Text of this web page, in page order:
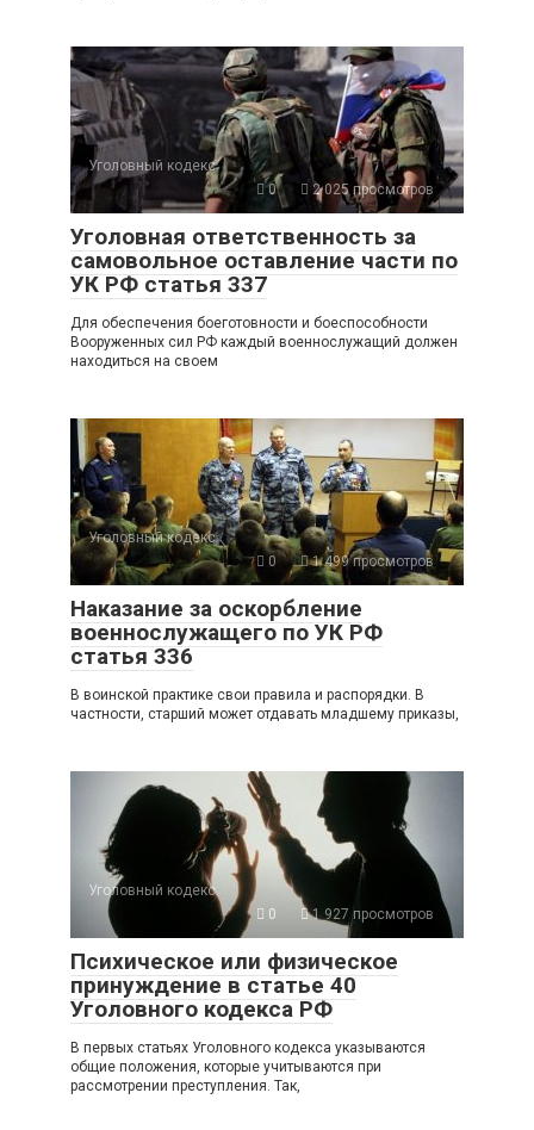
Уголовный кодекс
0
2 025 просмотров
Уголовная ответственность за
самовольное оставление части по
УК РФ статья 337
Для обеспечения боеготовности и боеспособности
Вооруженных сил РФ каждый военнослужащий должен
находиться на своем
Уголовный кодекс
0
1 499 просмотров
Наказание за оскорбление
военнослужащего по УК РФ
статья 336
В воинской практике свои правила и распорядки. В
частности, старший может отдавать младшему приказы,
Уголовный кодекс
0
1 927 просмотров
Психическое или физическое
принуждение в статье 40
Уголовного кодекса РФ
В первых статьях Уголовного кодекса указываются
общие положения, которые учитываются при
рассмотрении преступления. Так,